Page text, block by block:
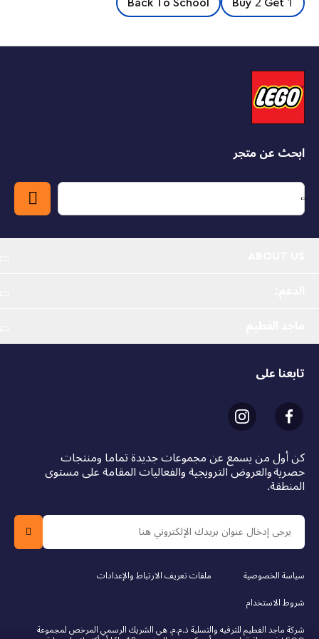
Fun and functional – The metal ring attaches easily
bringing Super Hero style wherever it is used
Gift idea for kids – Measuring over 3.5 in. (9 cm)
long, the Harley Quinn™ Key Chain is a treat for
fans of both LEGO® playsets and Super Hero
movies
ابحث عن متجر
كن أول من يسمع عن مجموعات جديدة تماما ومنتجات
حصرية والعروض الترويجية والفعاليات المقامة على مستوى
المنطقة.
تابعنا على
سياسة الخصوصية
ملفات تعريف الارتباط والإعدادات
شروط الاستخدام
شركة ماجد الفطيم للترفيه والتسلية ذ.م.م. هي الشريك الرسمي المرخص لمجموعة